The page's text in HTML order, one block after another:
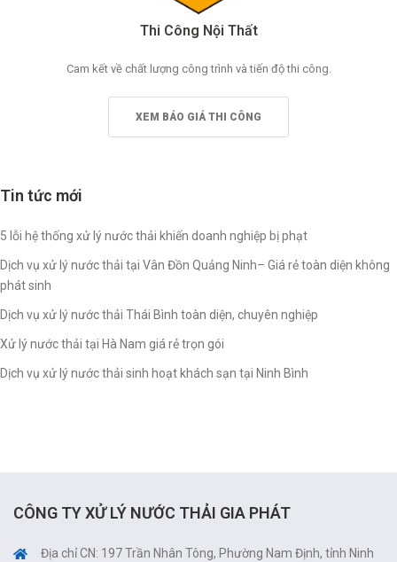
Thi Công Nội Thất
Cam kết về chất lượng công trình và tiến độ thi công.
XEM BÁO GIÁ THI CÔNG
Tin tức mới
5 lỗi hệ thống xử lý nước thải khiến doanh nghiệp bị phạt
Dịch vụ xử lý nước thải tại Vân Đồn Quảng Ninh– Giá rẻ toàn diện không
phát sinh
Dịch vụ xử lý nước thải Thái Bình toàn diện, chuyên nghiệp
Xử lý nước thải tại Hà Nam giá rẻ trọn gói
Dịch vụ xử lý nước thải sinh hoạt khách sạn tại Ninh Bình
CÔNG TY XỬ LÝ NƯỚC THẢI GIA PHÁT
Địa chỉ CN: 197 Trần Nhân Tông, Phường Nam Định, tỉnh Ninh